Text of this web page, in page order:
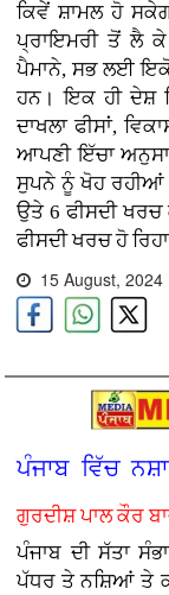
ਕਿਵੇਂ ਸ਼ਾਮਲ ਹੋ
ਪ੍ਰਾਇਮਰੀ ਤੋਂ ਲੈ
ਪੈਮਾਨੇ, ਸਭ ਲਈ
ਹਨ। ਇਕ ਹੀ ਦੇਸ਼
ਦਾਖਲਾ ਫੀਸਾਂ,
ਆਪਣੀ ਇੱਚਾ
ਸੁਪਨੇ ਨੂੰ ਖੋਹ ਰਹੀਆਂ
ਉਤੇ 6 ਫੀਸਦੀ ਖਰਚ
ਫੀਸਦੀ ਖਰਚ ਹੋ
15 August, 2024
ਪੰਜਾਬ ਵਿੱਚ
ਗੁਰਦੀਸ਼ ਪਾਲ ਕੌਰ
ਪੰਜਾਬ ਦੀ ਸੱਤਾ
ਪੱਧਰ ਤੇ ਨਸ਼ਿਆਂ ਤੇ